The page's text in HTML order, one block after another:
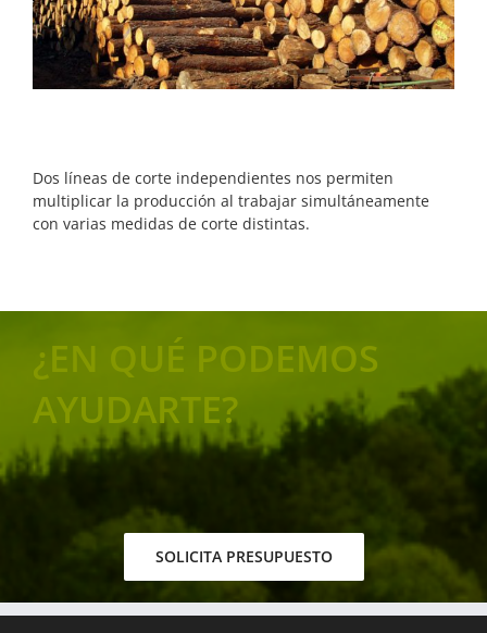
Dos líneas de corte independientes nos permiten
multiplicar la producción al trabajar simultáneamente
con varias medidas de corte distintas.
¿EN QUÉ PODEMOS
AYUDARTE?
SOLICITA PRESUPUESTO